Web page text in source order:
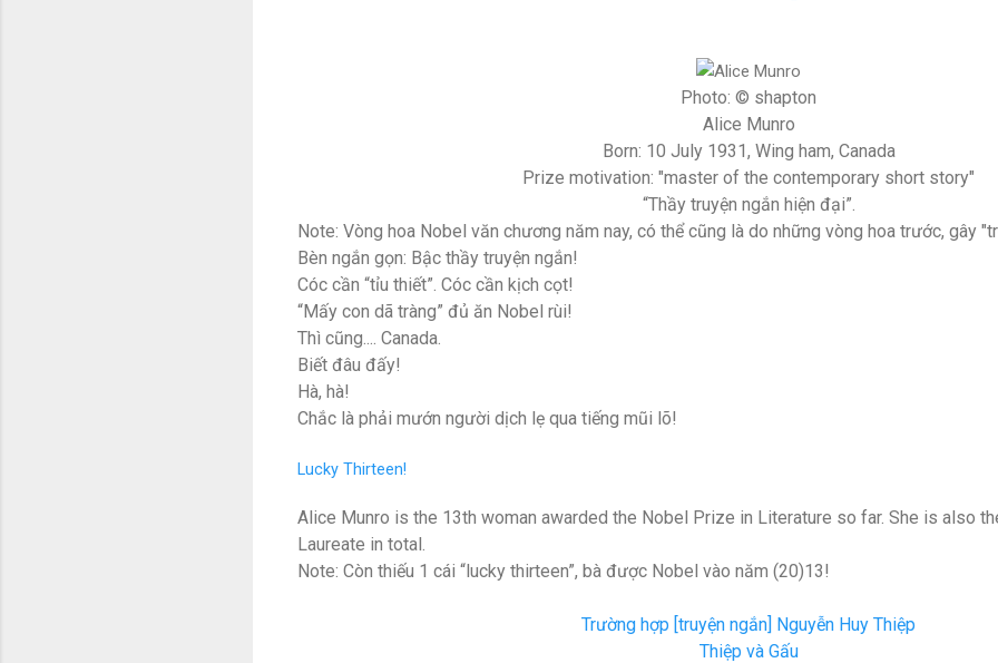
Photo: © shapton
Alice Munro
Born: 10 July 1931, Wing ham, Canada
Prize motivation: "master of the contemporary short story"
“Thầy truyện ngắn hiện đại”.
Note: Vòng hoa Nobel văn chương năm nay, có thể cũng là do những vòng hoa trước, gây
Bèn ngắn gọn: Bậc thầy truyện ngắn!
Cóc cần “tỉu thiết”. Cóc cần kịch cọt!
“Mấy con dã tràng” đủ ăn Nobel rùi!
Thì cũng.... Canada.
Biết đâu đấy!
Hà, hà!
Chắc là phải mướn người dịch lẹ qua tiếng mũi lõ!
Lucky Thirteen!
Alice Munro is the 13th woman awarded the Nobel Prize in Literature so far. She is also
Laureate in total.
Note: Còn thiếu 1 cái “lucky thirteen”, bà được Nobel vào năm (20)13!
Trường hợp [truyện ngắn] Nguyễn Huy Thiệp
Thiệp và Gấu